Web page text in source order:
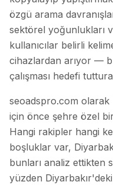
özgü arama
sektörel yoğunlukları
kullanıcılar belirli
cihazlardan arıyor —
çalışması hedefi
seoadspro.com olarak
için önce şehre özel
Hangi rakipler hangi
boşluklar var,
bunları analiz ettikten
yüzden Diyarbakır